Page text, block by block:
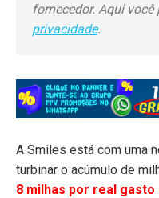
fornecedor. Aqui você
privacidade.
A Smiles está com uma
turbinar o acúmulo de
8 milhas por real